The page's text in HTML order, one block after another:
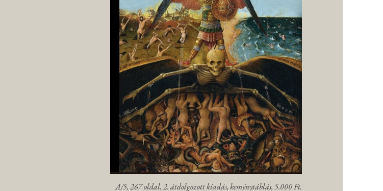
A/5, 267 oldal, 2. átdolgozott kiadás, keménytáblás, 5.000 Ft.